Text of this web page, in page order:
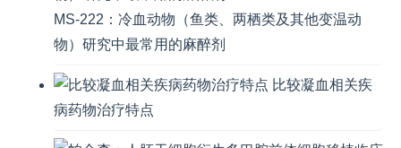
MS-222：冷血动物（鱼类、两栖类及其他变温动
物）研究中最常用的麻醉剂
比较凝血相关疾
病药物治疗特点